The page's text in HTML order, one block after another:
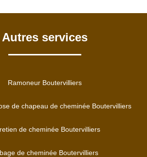
Autres services
Ramoneur Boutervilliers
de chapeau de cheminée Boutervilliers
de cheminée Boutervilliers
de cheminée Boutervilliers